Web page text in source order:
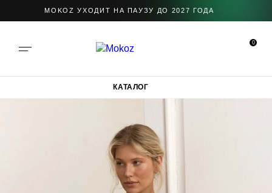
MOKOZ УХОДИТ НА ПАУЗУ ДО 2027 ГОДА
0